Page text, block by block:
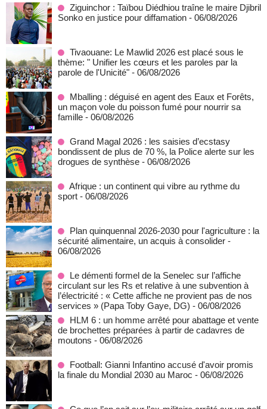
Ziguinchor : Taïbou Diédhiou traîne le maire Djibril
Sonko en justice pour diffamation - 06/08/2026
Tivaouane: Le Mawlid 2026 est placé sous le
thème: " Unifier les cœurs et les paroles par la
parole de l'Unicité" - 06/08/2026
Mballing : déguisé en agent des Eaux et Forêts,
un maçon vole du poisson fumé pour nourrir sa
famille - 06/08/2026
Grand Magal 2026 : les saisies d’ecstasy
bondissent de plus de 70 %, la Police alerte sur les
drogues de synthèse - 06/08/2026
Afrique : un continent qui vibre au rythme du
sport - 06/08/2026
Plan quinquennal 2026-2030 pour l'agriculture : la
sécurité alimentaire, un acquis à consolider -
06/08/2026
Le démenti formel de la Senelec sur l’affiche
circulant sur les Rs et relative à une subvention à
l’électricité : « Cette affiche ne provient pas de nos
services » (Papa Toby Gaye, DG) - 06/08/2026
HLM 6 : un homme arrêté pour abattage et vente
de brochettes préparées à partir de cadavres de
moutons - 06/08/2026
Football: Gianni Infantino accusé d'avoir promis
la finale du Mondial 2030 au Maroc - 06/08/2026